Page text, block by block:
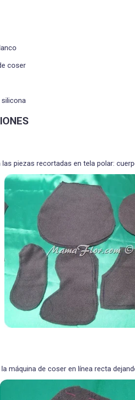
coser
piezas recortadas en tela polar:
máquina de coser en línea recta